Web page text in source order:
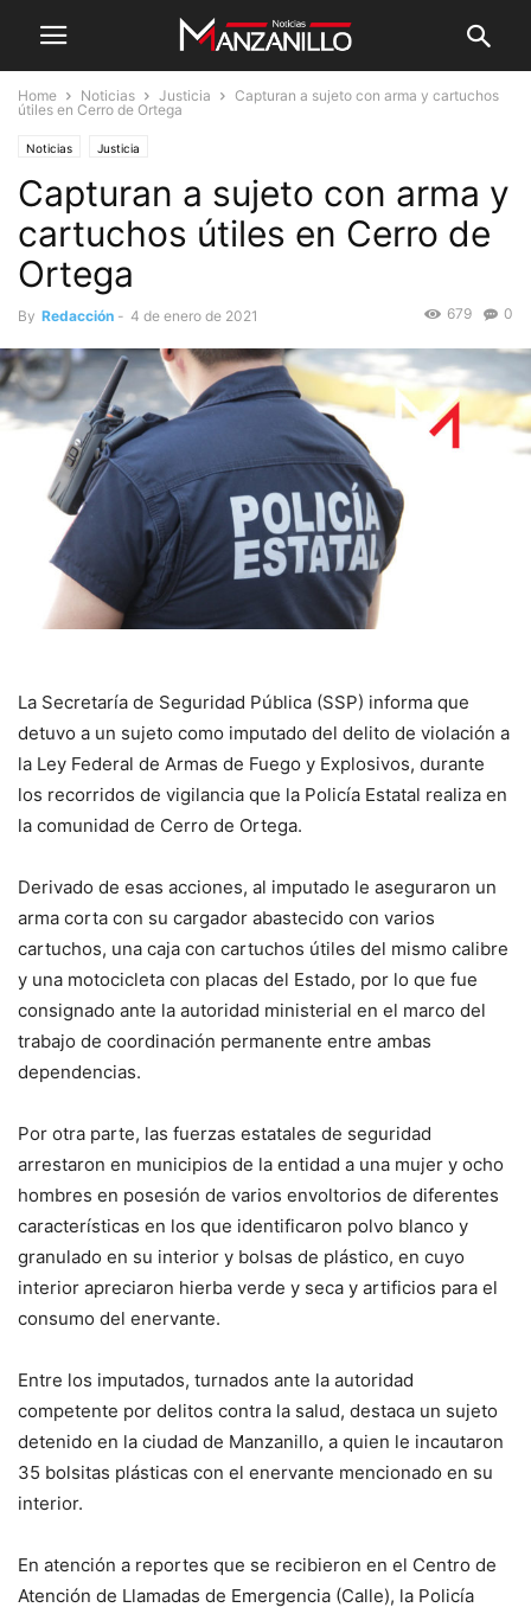
Home Noticias Justicia
Capturan a sujeto con arma y cartuchos
útiles en Cerro de Ortega
Noticias Justicia
Capturan a sujeto con arma y
cartuchos útiles en Cerro de
Ortega
By Redacción - 4 de enero de 2021 0
679
La Secretaría de Seguridad Pública (SSP) informa que
detuvo a un sujeto como imputado del delito de violación a
la Ley Federal de Armas de Fuego y Explosivos, durante
los recorridos de vigilancia que la Policía Estatal realiza en
la comunidad de Cerro de Ortega.
Derivado de esas acciones, al imputado le aseguraron un
arma corta con su cargador abastecido con varios
cartuchos, una caja con cartuchos útiles del mismo calibre
y una motocicleta con placas del Estado, por lo que fue
consignado ante la autoridad ministerial en el marco del
trabajo de coordinación permanente entre ambas
dependencias.
Por otra parte, las fuerzas estatales de seguridad
arrestaron en municipios de la entidad a una mujer y ocho
hombres en posesión de varios envoltorios de diferentes
características en los que identificaron polvo blanco y
granulado en su interior y bolsas de plástico, en cuyo
interior apreciaron hierba verde y seca y artificios para el
consumo del enervante.
Entre los imputados, turnados ante la autoridad
competente por delitos contra la salud, destaca un sujeto
detenido en la ciudad de Manzanillo, a quien le incautaron
35 bolsitas plásticas con el enervante mencionado en su
interior.
En atención a reportes que se recibieron en el Centro de
Atención de Llamadas de Emergencia (Calle), la Policía